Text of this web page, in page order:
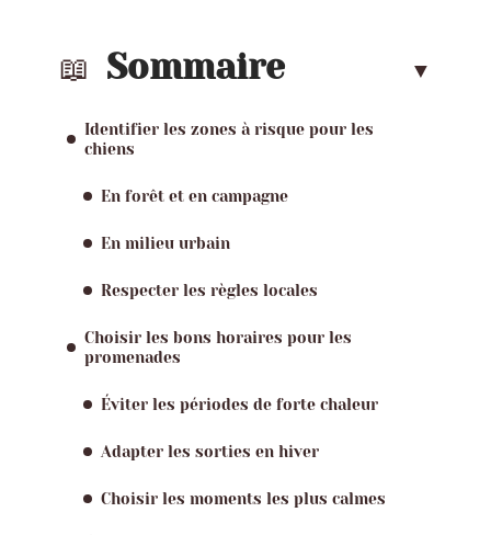
Sommaire
Identifier les zones à risque pour les
chiens
En forêt et en campagne
En milieu urbain
Respecter les règles locales
Choisir les bons horaires pour les
promenades
Éviter les périodes de forte chaleur
Adapter les sorties en hiver
Choisir les moments les plus calmes